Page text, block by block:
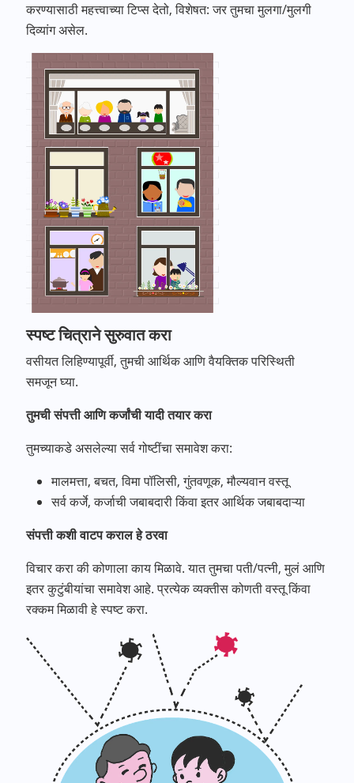
करण्यासाठी महत्त्वाच्या टिप्स देतो, विशेषत: जर तुमचा मुलगा/मुलगी
दिव्यांग असेल.
स्पष्ट चित्राने सुरुवात करा
वसीयत लिहिण्यापूर्वी, तुमची आर्थिक आणि वैयक्तिक परिस्थिती
समजून घ्या.
तुमची संपत्ती आणि कर्जांची यादी तयार करा
तुमच्याकडे असलेल्या सर्व गोष्टींचा समावेश करा:
मालमत्ता, बचत, विमा पॉलिसी, गुंतवणूक, मौल्यवान वस्तू
सर्व कर्जे, कर्जाची जबाबदारी किंवा इतर आर्थिक जबाबदाऱ्या
संपत्ती कशी वाटप कराल हे ठरवा
विचार करा की कोणाला काय मिळावे. यात तुमचा पती/पत्नी, मुलं आणि
इतर कुटुंबीयांचा समावेश आहे. प्रत्येक व्यक्तीस कोणती वस्तू किंवा
रक्कम मिळावी हे स्पष्ट करा.